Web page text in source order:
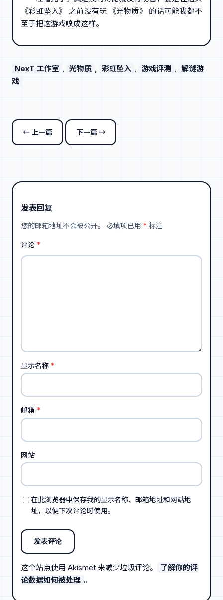
《彩虹坠入》 之前没有玩 《光物质》 的话可能我都不
至于把这游戏喷成这样。
NexT 工作室 , 光物质 , 彩虹坠入 , 游戏评测 , 解谜游
戏
← 上一篇 下一篇 →
发表回复
您的邮箱地址不会被公开。 必填项已用 * 标注
评论 *
显示名称 *
邮箱 *
网站
在此浏览器中保存我的显示名称、邮箱地址和网站地
址，以便下次评论时使用。
这个站点使用 Akismet 来减少垃圾评论。
了解你的评
论数据如何被处理 。